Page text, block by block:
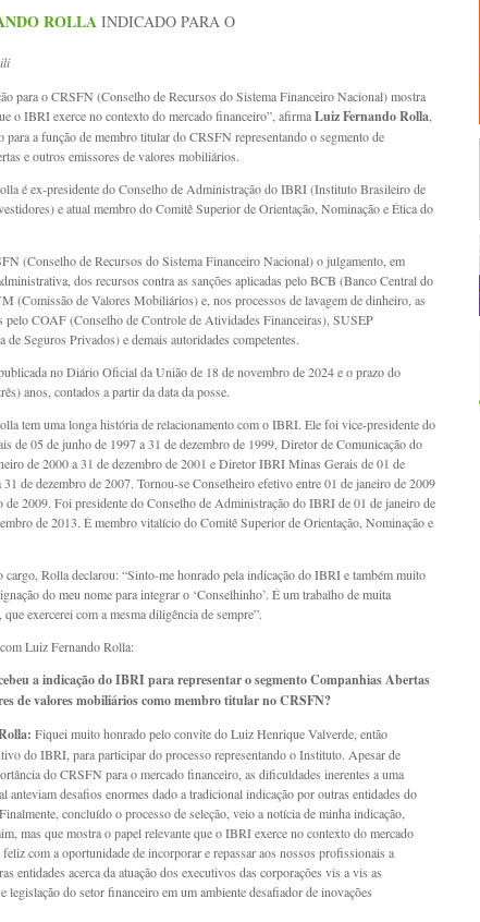
ROLLA INDICADO PARA O
para o CRSFN (Conselho de Recursos do Sistema Financeiro Nacional) mostra
o IBRI exerce no contexto do mercado financeiro”, afirmaLuiz Fernando Rolla,
para a função de membro titular do CRSFN representando o segmento de
e outros emissores de valores mobiliários.
é ex-presidente do Conselho de Administração do IBRI (Instituto Brasileiro de
e atual membro do Comitê Superior de Orientação, Nominação e Ética do
(Conselho de Recursos do Sistema Financeiro Nacional) o julgamento, em
dos recursos contra as sanções aplicadas pelo BCB (Banco Central do
(Comissão de Valores Mobiliários) e, nos processos de lavagem de dinheiro, as
pelo COAF (Conselho de Controle de Atividades Financeiras), SUSEP
de Seguros Privados) e demais autoridades competentes.
no Diário Oficial da União de 18 de novembro de 2024 e o prazo do
anos, contados a partir da data da posse.
tem uma longa história de relacionamento com o IBRI. Ele foi vice-presidente do
de 05 de junho de 1997 a 31 de dezembro de 1999, Diretor de Comunicação do
de 2000 a 31 de dezembro de 2001 e Diretor IBRI Minas Gerais de 01 de
de dezembro de 2007. Tornou-se Conselheiro efetivo entre 01 de janeiro de 2009
de 2009. Foi presidente do Conselho de Administração do IBRI de 01 de janeiro de
de 2013. É membro vitalício do Comitê Superior de Orientação, Nominação e
cargo, Rolla declarou: “Sinto-me honrado pela indicação do IBRI e também muito
do meu nome para integrar o ‘Conselhinho’. É um trabalho de muita
exercerei com a mesma diligência de sempre”.
Luiz Fernando Rolla:
a indicação do IBRI para representar o segmento Companhias Abertas
de valores mobiliários como membro titular no CRSFN?
Fiquei muito honrado pelo convite do Luiz Henrique Valverde, então
do IBRI, para participar do processo representando o Instituto. Apesar de
do CRSFN para o mercado financeiro, as dificuldades inerentes a uma
anteviam desafios enormes dado a tradicional indicação por outras entidades do
concluído o processo de seleção, veio a notícia de minha indicação,
mas que mostra o papel relevante que o IBRI exerce no contexto do mercado
com a oportunidade de incorporar e repassar aos nossos profissionais a
entidades acerca da atuação dos executivos das corporações vis a vis as
legislação do setor financeiro em um ambiente desafiador de inovações